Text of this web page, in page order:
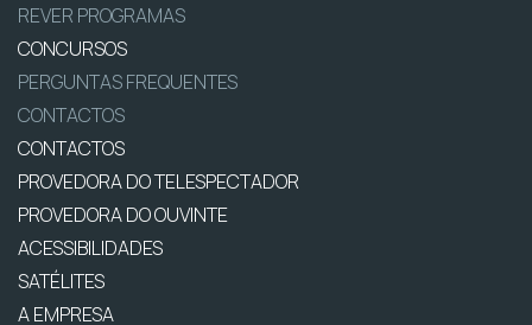
REVER PROGRAMAS
CONCURSOS
PERGUNTAS FREQUENTES
CONTACTOS
CONTACTOS
PROVEDORA DO TELESPECTADOR
PROVEDORA DO OUVINTE
ACESSIBILIDADES
SATÉLITES
A EMPRESA